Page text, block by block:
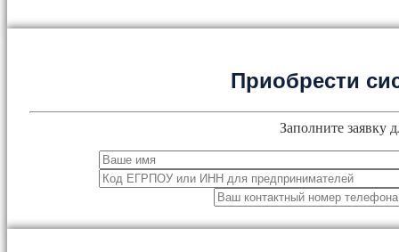
Приобрести
Заполните заявку